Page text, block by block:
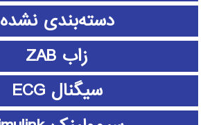
دسته‌بندی نشده
زاب ZAB
سیگنال ECG